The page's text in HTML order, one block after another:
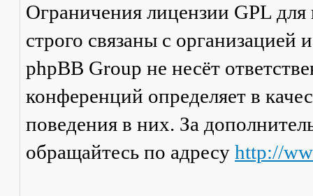
Ограничения лицензии GPL
строго связаны с
phpBB Group не несёт
конференций определяет в
поведения в них. За
обращайтесь по адресу http://